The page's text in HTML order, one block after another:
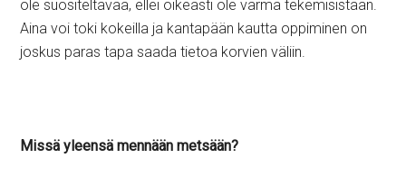
ole suositeltavaa, ellei oikeasti ole varma tekemisistään.
Aina voi toki kokeilla ja kantapään kautta oppiminen on
joskus paras tapa saada tietoa korvien väliin.
Missä yleensä mennään metsään?